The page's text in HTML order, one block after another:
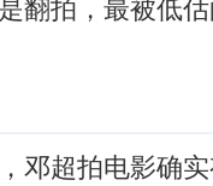
翻拍，最被低
邓超拍电影确